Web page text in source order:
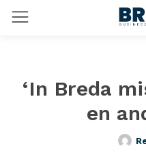
‘In Breda
en